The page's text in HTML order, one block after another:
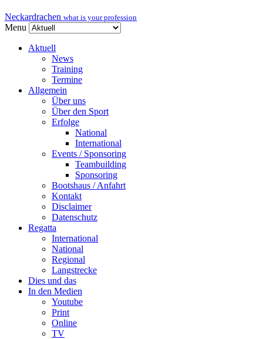
Neckardrachen what is your profession
Menu
Aktuell
News
Training
Termine
Allgemein
Über uns
Über den Sport
Erfolge
National
International
Events / Sponsoring
Teambuilding
Sponsoring
Bootshaus / Anfahrt
Kontakt
Disclaimer
Datenschutz
Regatta
International
National
Regional
Langstrecke
Dies und das
In den Medien
Youtube
Print
Online
TV